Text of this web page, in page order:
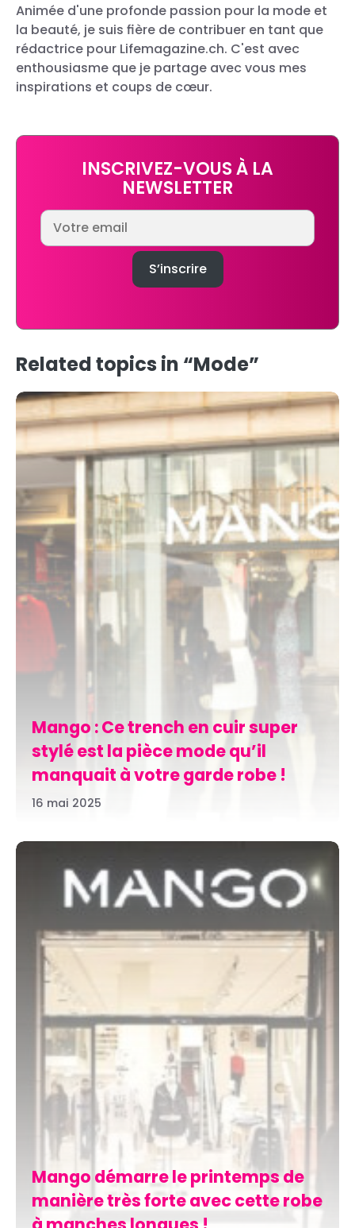
Animée d'une profonde passion pour la mode et
la beauté, je suis fière de contribuer en tant que
rédactrice pour Lifemagazine.ch. C'est avec
enthousiasme que je partage avec vous mes
inspirations et coups de cœur.
INSCRIVEZ-VOUS À LA
NEWSLETTER
Related topics in “Mode”
Mango : Ce trench en cuir super
stylé est la pièce mode qu’il
manquait à votre garde robe !
16 mai 2025
Mango démarre le printemps de
manière très forte avec cette robe